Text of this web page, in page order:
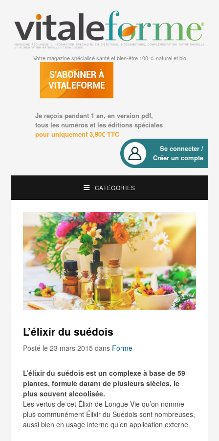
Votre magazine spécialisé santé et bien-être 100 % naturel et bio
Je reçois pendant 1 an, en version pdf,
tous les numéros et les éditions spéciales
pour uniquement 3,90€ TTC
Se connecter /
Créer un compte
CATÉGORIES
L’élixir du suédois
Posté le 23 mars 2015dans Forme
L’élixir du suédois est un complexe à base de 59
plantes, formule datant de plusieurs siècles, le
plus souvent alcoolisée.
Les vertus de cet Élixir de Longue Vie qu’on nomme
plus communément Élixir du Suédois sont nombreuses,
aussi bien en usage interne qu’en application externe.